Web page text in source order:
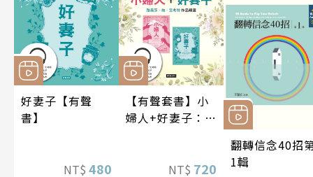
好妻子【有聲
書】
NT$ 480
【有聲套書】小
婦人+好妻子：路
NT$ 720
翻轉信念40招
1輯